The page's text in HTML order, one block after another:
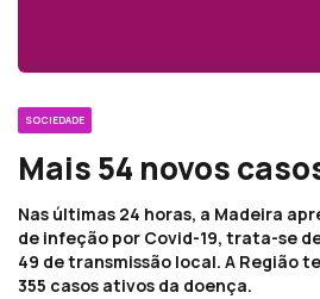
SOCIEDADE
Mais 54 novos
Nas últimas 24 horas, a Madeira
de infeção por Covid-19, trata-se
49 de transmissão local. A Região
355 casos ativos da doença.